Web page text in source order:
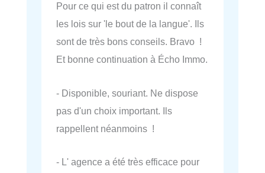
Pour ce qui est du patron il connaît
les lois sur 'le bout de la langue'. Ils
sont de très bons conseils. Bravo !
Et bonne continuation à Écho Immo.
- Disponible, souriant. Ne dispose
pas d'un choix important. Ils
rappellent néanmoins !
- L' agence a été très efficace pour